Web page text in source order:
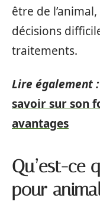
être de
décisions
traitements.
Lire également :
savoir sur son
avantages
Qu’est-ce
pour